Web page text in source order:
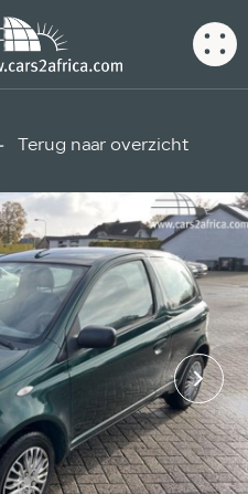
Terug naar overzicht